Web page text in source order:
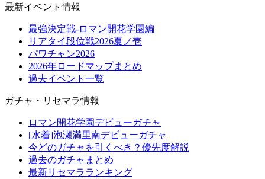
最新イベント情報
最強決定戦-ロマン開花学園編
リアタイ段位戦2026夏ノ壱
パワチャン2026
2026年ロードマップまとめ
過去イベント一覧
ガチャ・リセマラ情報
ロマン開花学園デビューガチャ
[水着]泡瀬満里南デビューガチャ
今どのガチャを引くべき？優先度解説
過去のガチャまとめ
最新リセマラランキング